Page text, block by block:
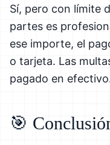
Sí, pero con límite
partes es
ese importe, el
o tarjeta. Las
pagado en
🎯